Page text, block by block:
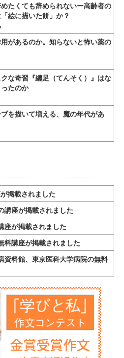
たくても辞められないー高齢者の
絵に描いた餅」か？
があるのか。知らないと怖い薬の
な奇習『纏足（てんそく）』はな
たのか
を描いて増える、魔の年代があ
掲載されました
座が掲載されました
が掲載されました
講座が掲載されました
料館、東京医科大学病院の無料